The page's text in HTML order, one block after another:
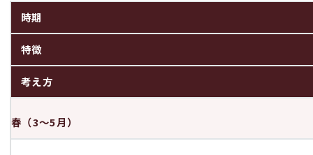
時期
特徴
考え方
春（3〜5月）